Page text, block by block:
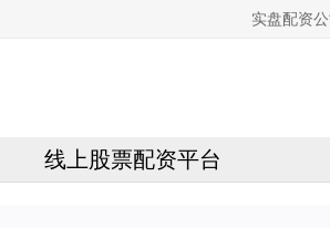
实盘配资
线上股票配资平台